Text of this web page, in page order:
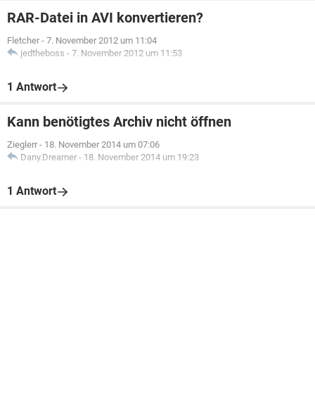
RAR-Datei in AVI konvertieren?
Fletcher - 7. November 2012 um 11:04
jedtheboss - 7. November 2012 um 11:53
1 Antwort
Kann benötigtes Archiv nicht öffnen
Zieglerr - 18. November 2014 um 07:06
Dany.Dreamer - 18. November 2014 um 19:23
1 Antwort